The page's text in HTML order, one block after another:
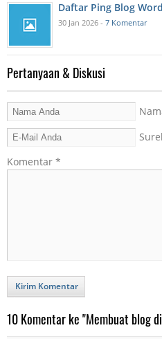
Daftar Ping Blog
30 Jan 2026 - 7 Komentar
Pertanyaan & Diskusi
Surel
Komentar *
Kirim Komentar
10 Komentar ke "Membuat blog